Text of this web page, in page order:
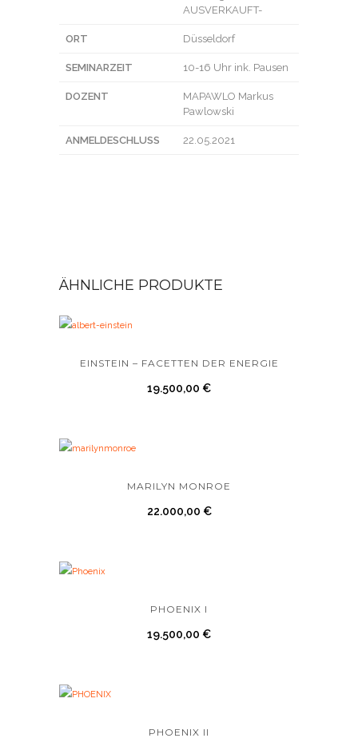
AUSVERKAUFT-
ORT Düsseldorf
SEMINARZEIT 10-16 Uhr ink. Pausen
DOZENT
MAPAWLO Markus
Pawlowski
ANMELDESCHLUSS 22.05.2021
ÄHNLICHE PRODUKTE
EINSTEIN – FACETTEN DER ENERGIE
19.500,00 €
MARILYN MONROE
22.000,00 €
PHOENIX I
19.500,00 €
PHOENIX II